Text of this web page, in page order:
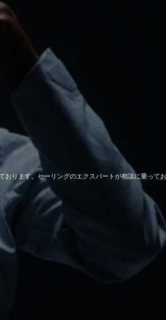
おります。セーリングのエクスパートが相談に乗って